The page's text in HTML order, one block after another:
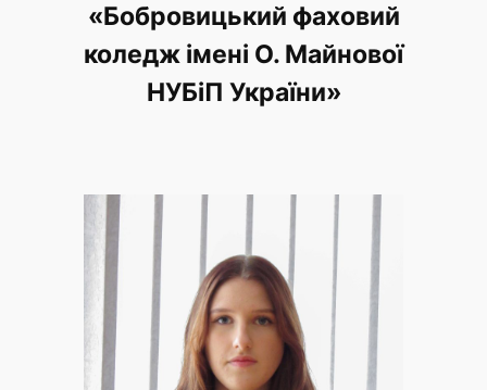
«Бобровицький фаховий
коледж імені О. Майнової
НУБіП України»